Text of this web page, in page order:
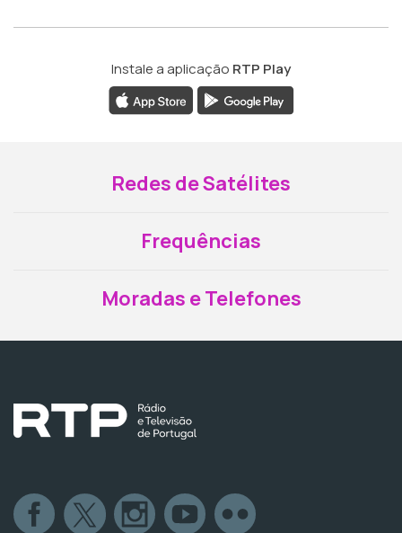
Instale a aplicação RTP Play
Redes de Satélites
Frequências
Moradas e Telefones